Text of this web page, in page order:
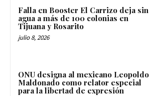
Falla en Booster El Carrizo deja sin
agua a más de 100 colonias en
Tijuana y Rosarito
julio 8, 2026
ONU designa al mexicano Leopoldo
Maldonado como relator especial
para la libertad de expresión